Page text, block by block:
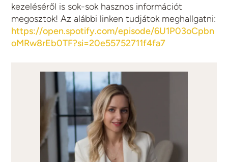
kezeléséről is sok-sok hasznos információt
megosztok! Az alábbi linken tudjátok meghallgatni:
https://open.spotify.com/episode/6U1P03oCpbn
oMRw8rEb0TF?si=20e55752711f4fa7